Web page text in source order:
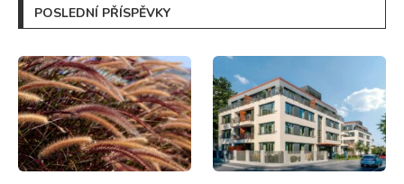
POSLEDNÍ PŘÍSPĚVKY